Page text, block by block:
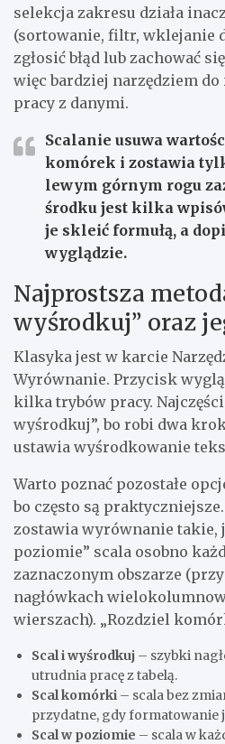
selekcja zakresu działa
(sortowanie, filtr, wklejanie
zgłosić błąd lub zachować
więc bardziej narzędziem do
pracy z danymi.
Scalanie usuwa
komórek i zostawia
lewym górnym rogu
środku jest kilka
je skleić formułą, a
wyglądzie.
Najprostsza
wyśrodkuj” oraz
Klasyka jest w karcie
Wyrównanie. Przycisk
kilka trybów pracy.
wyśrodkuj”, bo robi dwa
ustawia wyśrodkowanie
Warto poznać pozostałe
bo często są
zostawia wyrównanie takie,
poziomie” scala osobno
zaznaczonym obszarze
nagłówkach
wierszach). „Rozdziel
Scal i wyśrodkuj – szybki
utrudnia pracę z tabelą.
Scal komórki – scala bez
przydatne, gdy formatowanie
Scal w poziomie – scala w